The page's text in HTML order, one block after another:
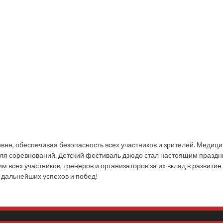
обеспечивая безопасность всех участников и зрителей.
соревнований. Детский фестиваль дзюдо стал настоящим
участников, тренеров и организаторов за их вклад в
успехов и побед!